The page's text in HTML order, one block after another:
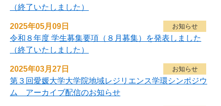
（終了いたしました）
2025年05月09日 お知らせ
令和８年度 学生募集要項（８月募集）を発表しました
（終了いたしました）
2025年03月27日 お知らせ
第３回愛媛大学大学院地域レジリエンス学環シンポジウ
ム アーカイブ配信のお知らせ